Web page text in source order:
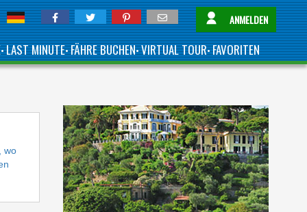
ANMELDEN
•LAST MINUTE•FÄHRE BUCHEN•VIRTUAL TOUR•FAVORITEN
wo